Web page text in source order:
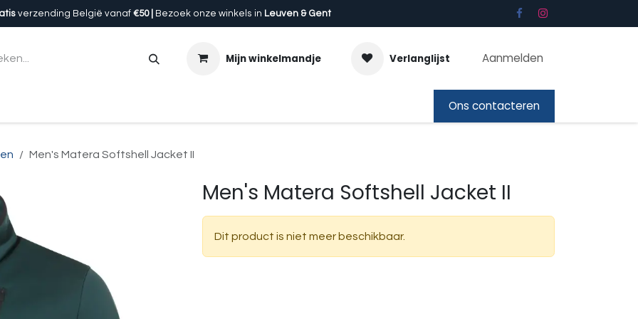
verzending België vanaf €50 | Bezoek onze winkels in Leuven & Gent
Mijn winkelmandje Verlanglijst Aanmelden
Ons contacteren
Men's Matera Softshell Jacket II
Men's Matera Softshell Jacket II
Dit product is niet meer beschikbaar.